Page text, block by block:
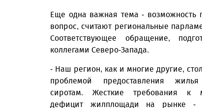
Еще одна важная тема - возможность
вопрос, считают региональные
Соответствующее обращение,
коллегами Северо-Запада.
- Наш регион, как и многие другие,
проблемой предоставления
сиротам. Жесткие требования к
дефицит жилплощади на рынке -